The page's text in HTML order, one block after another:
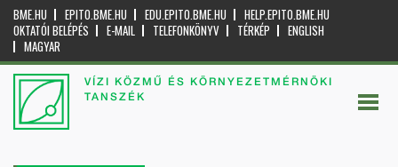
BME.HU EPITO.BME.HU EDU.EPITO.BME.HU
HELP.EPITO.BME.HU
OKTATÓI BELÉPÉS
E-MAIL TELEFONKÖNYV TÉRKÉP
ENGLISH
MAGYAR
VÍZI KÖZMŰ ÉS KÖRNYEZETMÉRNÖKI
TANSZÉK